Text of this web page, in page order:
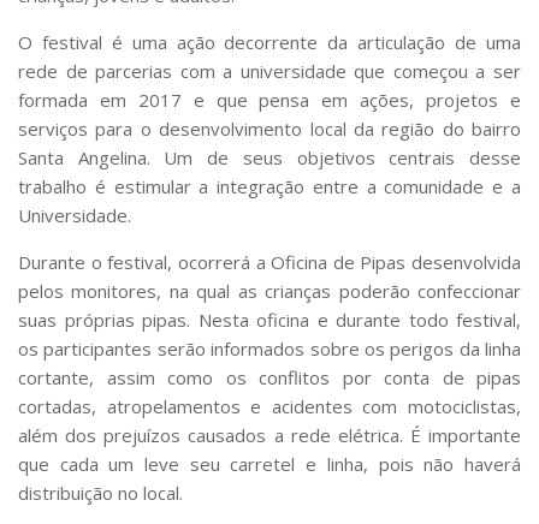
Defesa de Teses
O festival é uma ação decorrente da articulação de uma
rede de parcerias com a universidade que começou a ser
formada em 2017 e que pensa em ações, projetos e
serviços para o desenvolvimento local da região do bairro
Santa Angelina. Um de seus objetivos centrais desse
trabalho é estimular a integração entre a comunidade e a
Universidade.
Durante o festival, ocorrerá a Oficina de Pipas desenvolvida
pelos monitores, na qual as crianças poderão confeccionar
suas próprias pipas. Nesta oficina e durante todo festival,
os participantes serão informados sobre os perigos da linha
cortante, assim como os conflitos por conta de pipas
cortadas, atropelamentos e acidentes com motociclistas,
além dos prejuízos causados a rede elétrica. É importante
que cada um leve seu carretel e linha, pois não haverá
distribuição no local.